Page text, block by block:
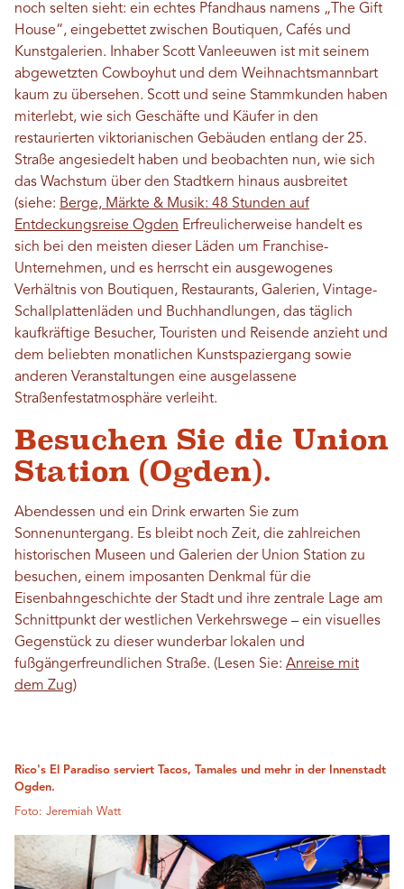
noch selten sieht: ein echtes Pfandhaus namens „The Gift
House“, eingebettet zwischen Boutiquen, Cafés und
Kunstgalerien. Inhaber Scott Vanleeuwen ist mit seinem
abgewetzten Cowboyhut und dem Weihnachtsmannbart
kaum zu übersehen. Scott und seine Stammkunden haben
miterlebt, wie sich Geschäfte und Käufer in den
restaurierten viktorianischen Gebäuden entlang der 25.
Straße angesiedelt haben und beobachten nun, wie sich
das Wachstum über den Stadtkern hinaus ausbreitet
(siehe: Berge, Märkte & Musik: 48 Stunden auf
Entdeckungsreise Ogden Erfreulicherweise handelt es
sich bei den meisten dieser Läden um Franchise-
Unternehmen, und es herrscht ein ausgewogenes
Verhältnis von Boutiquen, Restaurants, Galerien, Vintage-
Schallplattenläden und Buchhandlungen, das täglich
kaufkräftige Besucher, Touristen und Reisende anzieht und
dem beliebten monatlichen Kunstspaziergang sowie
anderen Veranstaltungen eine ausgelassene
Straßenfestatmosphäre verleiht.
Besuchen Sie die Union
Station (Ogden).
Abendessen und ein Drink erwarten Sie zum
Sonnenuntergang. Es bleibt noch Zeit, die zahlreichen
historischen Museen und Galerien der Union Station zu
besuchen, einem imposanten Denkmal für die
Eisenbahngeschichte der Stadt und ihre zentrale Lage am
Schnittpunkt der westlichen Verkehrswege – ein visuelles
Gegenstück zu dieser wunderbar lokalen und
fußgängerfreundlichen Straße. (Lesen Sie: Anreise mit
dem Zug)
Rico's El Paradiso serviert Tacos, Tamales und mehr in der Innenstadt
Ogden.
Foto: Jeremiah Watt